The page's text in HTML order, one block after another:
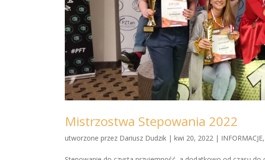
Mistrzostwa Stepowania 2022
utworzone przez Dariusz Dudzik |kwi 20, 2022 | INFORMACJE,